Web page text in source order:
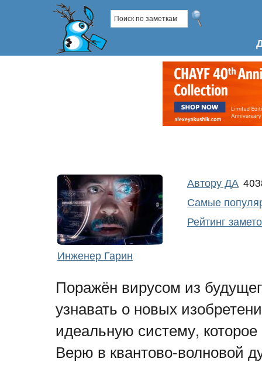
Инженер Гарин
Автору ДА
Самые
Рейтинг
Поражён вирусом из
узнавать о новых
идеальную систему,
Верю в квантово-волновой